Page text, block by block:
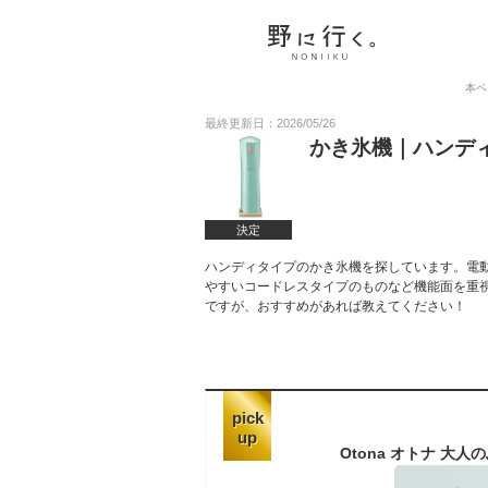
本
最終更新日：2026/05/26
決定
かき氷機｜ハンデ
ハンディタイプのかき氷機を探しています。
やすいコードレスタイプのものなど機能面を
ですが、おすすめがあれば教えてください！
pick
up